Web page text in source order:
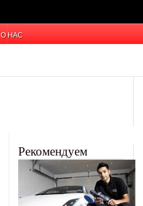
О НАС
Рекомендуем